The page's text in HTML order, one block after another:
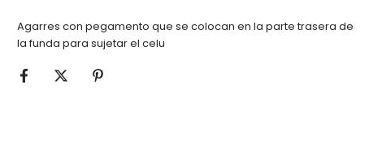
Agarres con pegamento que se colocan en la parte trasera de
la funda para sujetar el celu